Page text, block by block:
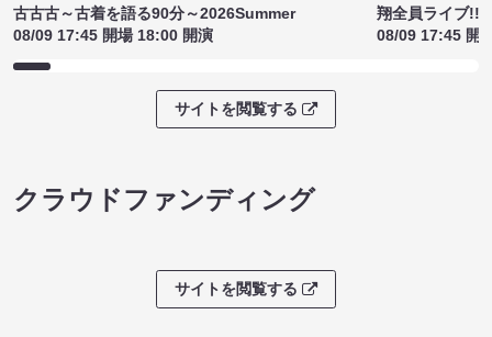
古古古～古着を語る90分～2026Summer
08/09 17:45 開場 18:00 開演
翔全員ライブ!!!
08/09 17:45 開
サイトを閲覧する
クラウドファンディング
サイトを閲覧する